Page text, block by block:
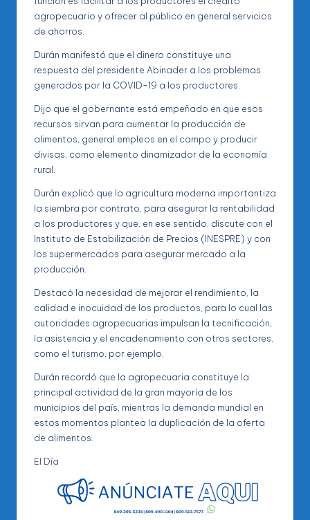
agropecuario y ofrecer al público en general servicios
de ahorros.
Durán manifestó que el dinero constituye una
respuesta del presidente Abinader a los problemas
generados por la COVID-19 a los productores.
Dijo que el gobernante está empeñado en que esos
recursos sirvan para aumentar la producción de
alimentos, general empleos en el campo y producir
divisas, como elemento dinamizador de la economía
rural.
Durán explicó que la agricultura moderna importantiza
la siembra por contrato, para asegurar la rentabilidad
a los productores y que, en ese sentido, discute con el
Instituto de Estabilización de Precios (INESPRE) y con
los supermercados para asegurar mercado a la
producción.
Destacó la necesidad de mejorar el rendimiento, la
calidad e inocuidad de los productos, para lo cual las
autoridades agropecuarias impulsan la tecnificación,
la asistencia y el encadenamiento con otros sectores,
como el turismo, por ejemplo.
Durán recordó que la agropecuaria constituye la
principal actividad de la gran mayoría de los
municipios del país, mientras la demanda mundial en
estos momentos plantea la duplicación de la oferta
de alimentos.
El Día